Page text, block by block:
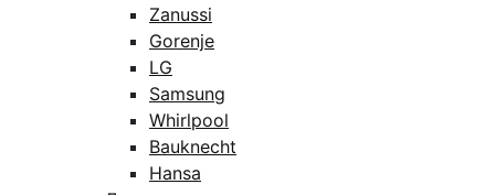
Zanussi
Gorenje
LG
Samsung
Whirlpool
Bauknecht
Hansa